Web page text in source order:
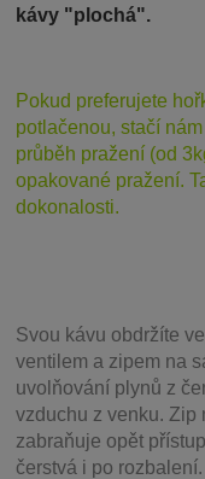
kávy "plochá".
Pokud preferujete
potlačenou, stačí
průběh pražení (od
opakované pražení.
dokonalosti.
Svou kávu obdržíte
ventilem a zipem na
uvolňování plynů z
vzduchu z venku. Zip
zabraňuje opět
čerstvá i po rozbalení.